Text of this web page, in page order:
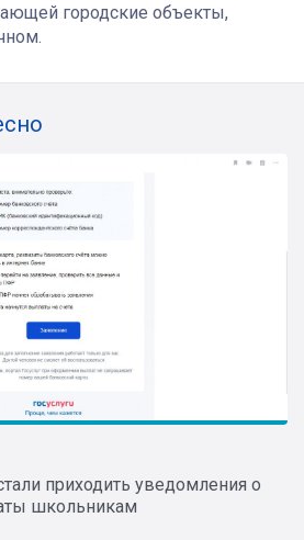
городские объекты,
приходить уведомления о
школьникам